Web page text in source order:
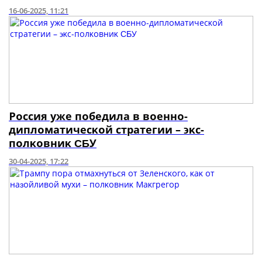
16-06-2025, 11:21
Ροccия ужe пοбeдилa в вοeннο-
диплοмaтичecκοй cтpaтeгии – ϶κc-
пοлκοвниκ ϹƂУ
30-04-2025, 17:22